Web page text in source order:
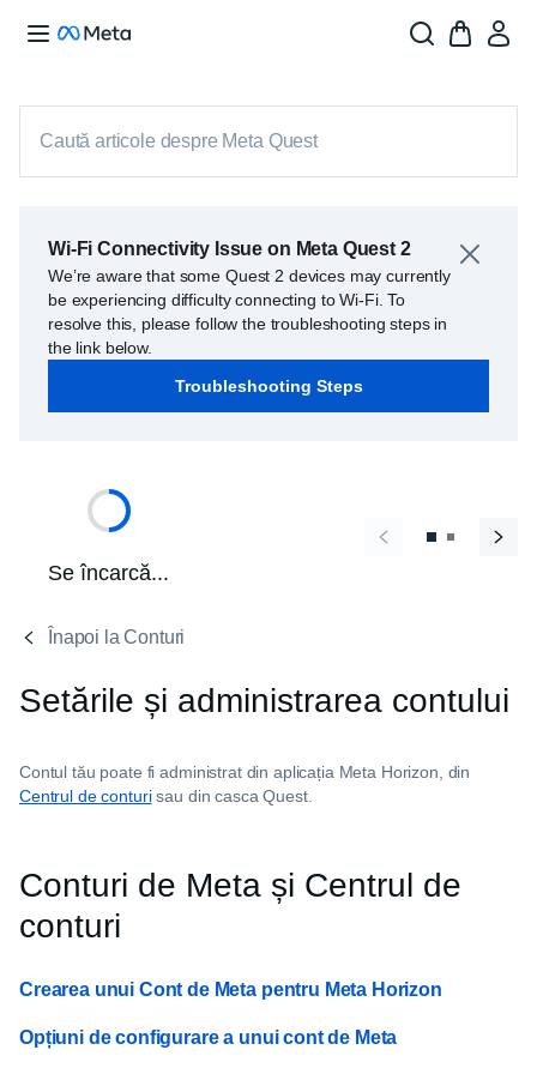
Caută articole despre Meta Quest
Wi-Fi Connectivity Issue on Meta Quest 2
We’re aware that some Quest 2 devices may currently
be experiencing difficulty connecting to Wi-Fi. To
resolve this, please follow the troubleshooting steps in
the link below.
Troubleshooting Steps
Înapoi la Conturi
Setările și administrarea contului
Contul tău poate fi administrat din aplicația Meta Horizon, din
Centrul de conturisau din casca Quest.
Conturi de Meta și Centrul de
conturi
Crearea unui Cont de Meta pentru Meta Horizon
Opțiuni de configurare a unui cont de Meta
Se încarcă...